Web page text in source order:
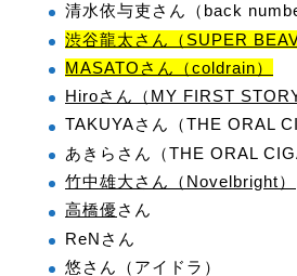
清水依与吏さん（back
渋谷龍太さん（SUPER
MASATOさん（coldrain）
Hiroさん（MY FIRST STORY
TAKUYAさん（THE ORAL
あきらさん（THE ORAL
竹中雄大さん（Novelbright）
高橋優さん
ReNさん
悠さん（アイドラ）